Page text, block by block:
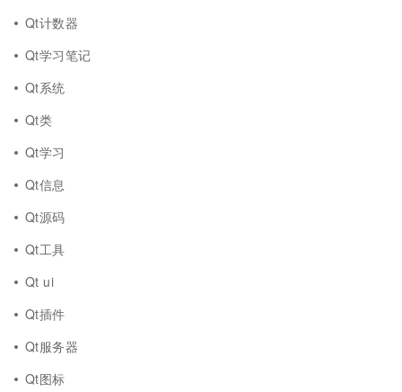
Qt计数器
Qt学习笔记
Qt系统
Qt类
Qt学习
Qt信息
Qt源码
Qt工具
Qt ui
Qt插件
Qt服务器
Qt图标